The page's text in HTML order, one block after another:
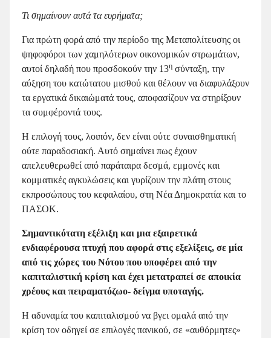
Τι σημαίνουν αυτά τα ευρήματα;
Για πρώτη φορά από την περίοδο της Μεταπολίτευσης οι
ψηφοφόροι των χαμηλότερων οικονομικών στρωμάτων,
αυτοί δηλαδή που προσδοκούν την 13η σύνταξη, την
αύξηση του κατώτατου μισθού και θέλουν να διαφυλάξουν
τα εργατικά δικαιώματά τους, αποφασίζουν να στηρίξουν
τα συμφέροντά τους.
Η επιλογή τους, λοιπόν, δεν είναι ούτε συναισθηματική
ούτε παραδοσιακή. Αυτό σημαίνει πως έχουν
απελευθερωθεί από παράταιρα δεσμά, εμμονές και
κομματικές αγκυλώσεις και γυρίζουν την πλάτη στους
εκπροσώπους του κεφαλαίου, στη Νέα Δημοκρατία και το
ΠΑΣΟΚ.
Σημαντικότατη εξέλιξη και μια εξαιρετικά
ενδιαφέρουσα πτυχή που αφορά στις εξελίξεις, σε μία
από τις χώρες του Νότου που υποφέρει από την
καπιταλιστική κρίση και έχει μετατραπεί σε αποικία
χρέους και πειραματόζωο- δείγμα υποταγής.
Η αδυναμία του καπιταλισμού να βγει ομαλά από την
κρίση τον οδηγεί σε επιλογές πανικού, σε «αυθόρμητες»